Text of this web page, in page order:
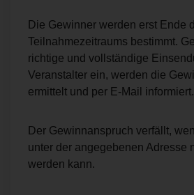
Die Gewinner werden erst Ende
Teilnahmezeitraums bestimmt.
richtige und vollständige
Veranstalter ein, werden die
ermittelt und per E-Mail informiert.
Der Gewinnanspruch verfällt,
unter der angegebenen Adresse
werden kann.